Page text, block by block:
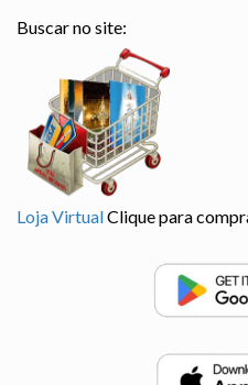
Buscar no site:
Loja VirtualClique para